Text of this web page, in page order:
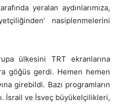
yeralan aydınlarımıza,
nasiplenmelerini
ülkesini TRT ekranlarına
göğüs gerdi. Hemen hemen
girebildi. Bazı programların
İsrail ve İsveç büyükelçilikleri,